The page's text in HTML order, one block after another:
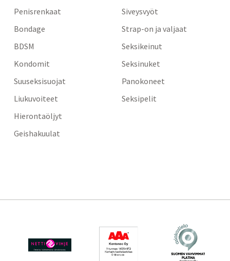
Penisrenkaat
Bondage
BDSM
Kondomit
Suuseksisuojat
Liukuvoiteet
Hierontaöljyt
Geishakuulat
Siveysvyöt
Strap-on ja valjaat
Seksikeinut
Seksinuket
Panokoneet
Seksipelit